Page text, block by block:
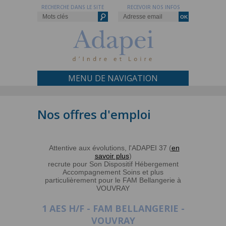
RECEVOIR NOS INFOS
RECHERCHE DANS LE SITE
MENU DE NAVIGATION
Nos offres d'emploi
Attentive aux évolutions, l'ADAPEI 37 (en
savoir plus)
recrute pour Son Dispositif Hébergement
Accompagnement Soins et plus
particulièrement pour le FAM Bellangerie à
VOUVRAY
1 AES H/F - FAM BELLANGERIE -
VOUVRAY